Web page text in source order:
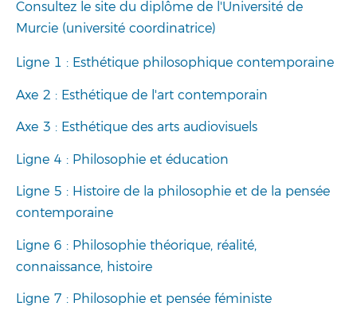
Consultez le site du diplôme de l'Université de
Murcie (université coordinatrice)
Ligne 1 : Esthétique philosophique contemporaine
Axe 2 : Esthétique de l'art contemporain
Axe 3 : Esthétique des arts audiovisuels
Ligne 4 : Philosophie et éducation
Ligne 5 : Histoire de la philosophie et de la pensée
contemporaine
Ligne 6 : Philosophie théorique, réalité,
connaissance, histoire
Ligne 7 : Philosophie et pensée féministe